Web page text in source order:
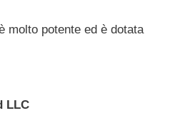
molto potente ed è dotata
LLC